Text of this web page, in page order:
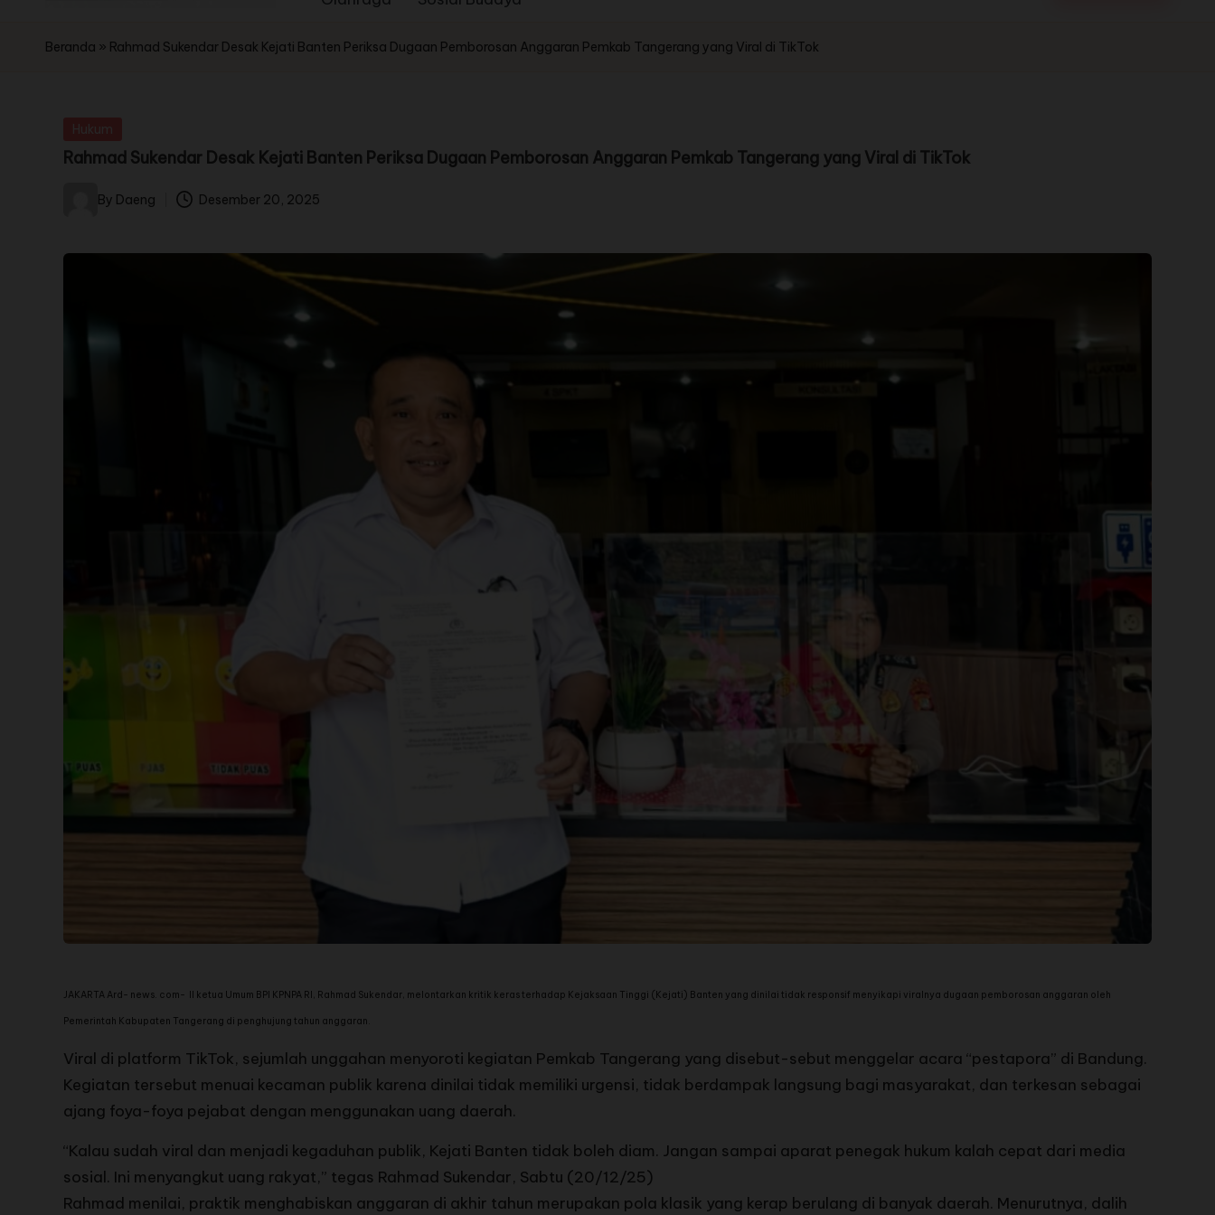
Beranda » Rahmad Sukendar Desak Kejati Banten Periksa Dugaan Pemborosan Anggaran Pemkab Tangerang yang Viral di TikTok
Rahmad Sukendar Desak Kejati Banten Periksa Dugaan Pemborosan Anggaran Pemkab Tangerang yang Viral di TikTok
By Daeng Desember 20, 2025
JAKARTA Ard- news. com- II ketua Umum BPI KPNPA RI, Rahmad Sukendar, melontarkan kritik keras terhadap Kejaksaan Tinggi (Kejati) Banten yang dinilai tidak responsif menyikapi viralnya dugaan pemborosan anggaran oleh
Pemerintah Kabupaten Tangerang di penghujung tahun anggaran.
Viral di platform TikTok, sejumlah unggahan menyoroti kegiatan Pemkab Tangerang yang disebut-sebut menggelar acara “pestapora” di Bandung.
Kegiatan tersebut menuai kecaman publik karena dinilai tidak memiliki urgensi, tidak berdampak langsung bagi masyarakat, dan terkesan sebagai
ajang foya-foya pejabat dengan menggunakan uang daerah.
“Kalau sudah viral dan menjadi kegaduhan publik, Kejati Banten tidak boleh diam. Jangan sampai aparat penegak hukum kalah cepat dari media
sosial. Ini menyangkut uang rakyat,” tegas Rahmad Sukendar, Sabtu (20/12/25)
Rahmad menilai, praktik menghabiskan anggaran di akhir tahun merupakan pola klasik yang kerap berulang di banyak daerah. Menurutnya, dalih